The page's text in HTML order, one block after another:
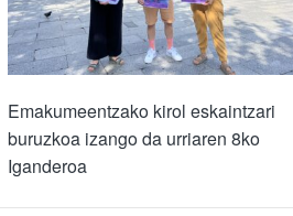
Emakumeentzako kirol eskaintzari
buruzkoa izango da urriaren 8ko
Iganderoa